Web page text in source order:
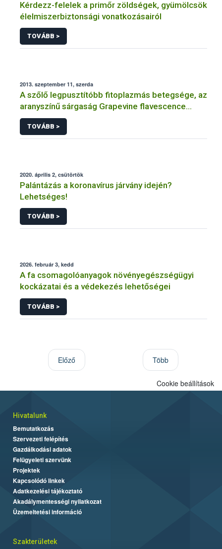
Kérdezz-felelek a primőr zöldségek, gyümölcsök
élelmiszerbiztonsági vonatkozásairól
TOVÁBB >
2013. szeptember 11, szerda
A szőlő legpusztítóbb fitoplazmás betegsége, az
aranyszínű sárgaság Grapevine flavescence
dorée (FD)
TOVÁBB >
2020. április 2, csütörtök
Palántázás a koronavírus járvány idején?
Lehetséges!
TOVÁBB >
2026. február 3, kedd
A fa csomagolóanyagok növényegészségügyi
kockázatai és a védekezés lehetőségei
TOVÁBB >
Előző Több
Cookie beállítások
Hivatalunk
Bemutatkozás
Szervezeti felépítés
Gazdálkodási adatok
Felügyeleti szervünk
Projektek
Kapcsolódó linkek
Adatkezelési tájékoztató
Akadálymentességi nyilatkozat
Üzemeltetési információ
Szakterületek